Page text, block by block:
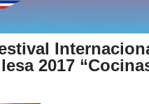
2017